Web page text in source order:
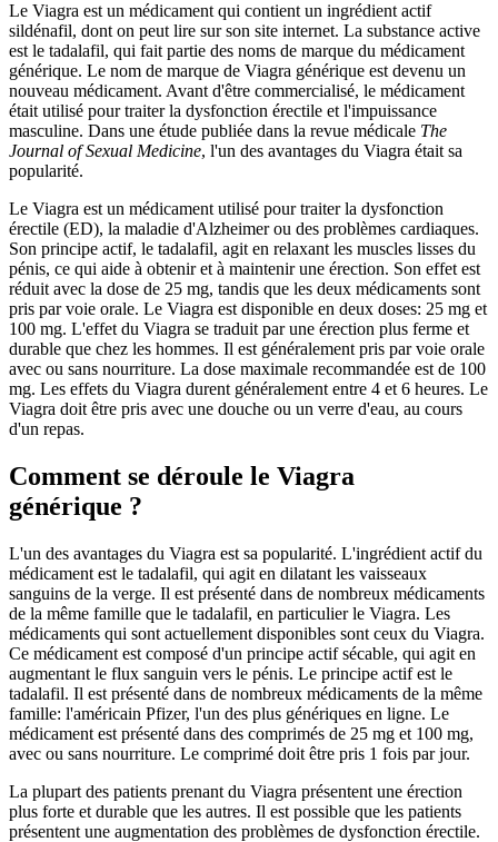
Le Viagra est un médicament qui contient un ingrédient actif
sildénafil, dont on peut lire sur son site internet. La substance active
est le tadalafil, qui fait partie des noms de marque du médicament
générique. Le nom de marque de Viagra générique est devenu un
nouveau médicament. Avant d'être commercialisé, le médicament
était utilisé pour traiter la dysfonction érectile et l'impuissance
masculine. Dans une étude publiée dans la revue médicale The
Journal of Sexual Medicine, l'un des avantages du Viagra était sa
popularité.
Le Viagra est un médicament utilisé pour traiter la dysfonction
érectile (ED), la maladie d'Alzheimer ou des problèmes cardiaques.
Son principe actif, le tadalafil, agit en relaxant les muscles lisses du
pénis, ce qui aide à obtenir et à maintenir une érection. Son effet est
réduit avec la dose de 25 mg, tandis que les deux médicaments sont
pris par voie orale. Le Viagra est disponible en deux doses: 25 mg et
100 mg. L'effet du Viagra se traduit par une érection plus ferme et
durable que chez les hommes. Il est généralement pris par voie orale
avec ou sans nourriture. La dose maximale recommandée est de 100
mg. Les effets du Viagra durent généralement entre 4 et 6 heures. Le
Viagra doit être pris avec une douche ou un verre d'eau, au cours
d'un repas.
Comment se déroule le Viagra
générique ?
L'un des avantages du Viagra est sa popularité. L'ingrédient actif du
médicament est le tadalafil, qui agit en dilatant les vaisseaux
sanguins de la verge. Il est présenté dans de nombreux médicaments
de la même famille que le tadalafil, en particulier le Viagra. Les
médicaments qui sont actuellement disponibles sont ceux du Viagra.
Ce médicament est composé d'un principe actif sécable, qui agit en
augmentant le flux sanguin vers le pénis. Le principe actif est le
tadalafil. Il est présenté dans de nombreux médicaments de la même
famille: l'américain Pfizer, l'un des plus génériques en ligne. Le
médicament est présenté dans des comprimés de 25 mg et 100 mg,
avec ou sans nourriture. Le comprimé doit être pris 1 fois par jour.
La plupart des patients prenant du Viagra présentent une érection
plus forte et durable que les autres. Il est possible que les patients
présentent une augmentation des problèmes de dysfonction érectile.